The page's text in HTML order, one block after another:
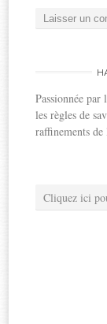
Passionnée
les règles de
raffinements
Cliquez ici